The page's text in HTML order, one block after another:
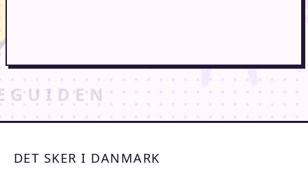
DET SKER I DANMARK